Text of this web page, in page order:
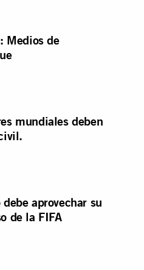
Medios de
mundiales deben
aprovechar su
de la FIFA